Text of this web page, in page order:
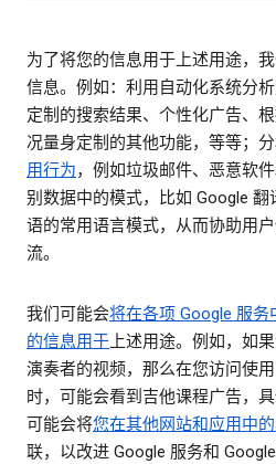
为了将您的信息用于上述用途，
信息。例如：利用自动化系统分
定制的搜索结果、个性化广告、
况量身定制的其他功能，等等；
用行为，例如垃圾邮件、恶意软
别数据中的模式，比如 Google
语的常用语言模式，从而协助用
流。
我们可能会将在各项 Google 服
的信息用于上述用途。例如，如
演奏者的视频，那么在您访问使
时，可能会看到吉他课程广告，
可能会将您在其他网站和应用中
联，以改进 Google 服务和